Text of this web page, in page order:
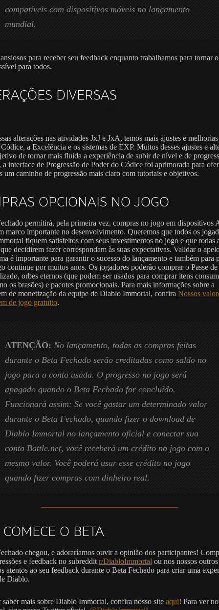
compatíveis com dispositivos móveis no lançamento
mundial.
para receber seu feedback enquanto trabalhamos para tornar
para todos.
DIVERSAS
alterações nas atividades JxJ e JxA, temos mais ajustes e
a Excelência e os sistemas de EXP. Muitos desses ajustes e
de tornar mais fluida a experiência de subir de nível e de
a interface de Progressão de Poder do Códice foi aprimorada para
um caminho de progressão mais claro com tutoriais e objetivos.
OPCIONAIS NO JOGO
permitirá, pela primeira vez, compras no jogo em dispositivos
marco importante no desenvolvimento. Queremos que todos os
fiquem satisfeitos com seus investimentos no jogo e que todas
decidirem fazer correspondam às suas expectativas. Validar o
é importante para garantir o sucesso do lançamento e também para
continue por muitos anos. Os jogadores poderão comprar o Passe
orbes eternos (que podem ser usados para comprar itens
os brasões) e pacotes promocionais. Para mais informações sobre a
de monetização da equipe de Diablo Immortal, confira Nossos
de jogo gratuito.
ATENÇÃO: No lançamento, todas as compras feitas
durante o Beta Fechado serão creditadas como saldo no
jogo para a conta usada. O progresso no jogo será
apagado quando o Beta Fechado for concluído.
Funcionará assim: Se você gastar um determinado valor
durante o Beta Fechado, quando fizer o download de
Diablo Immortal no lançamento oficial e conectar sua
conta Battle.net, você receberá um crédito no jogo com o
mesmo valor. Você poderá usar esse crédito no jogo
quando fizer compras com dinheiro real.
O BETA
chegou, e adoraríamos ouvir a opinião dos participantes!
e feedback no subreddit r/DiabloImmortal ou nos nossos
atentos ao seu feedback durante o Beta Fechado para criar uma
Diablo.
saber mais sobre Diablo Immortal, confira nosso site aqui! Para ver